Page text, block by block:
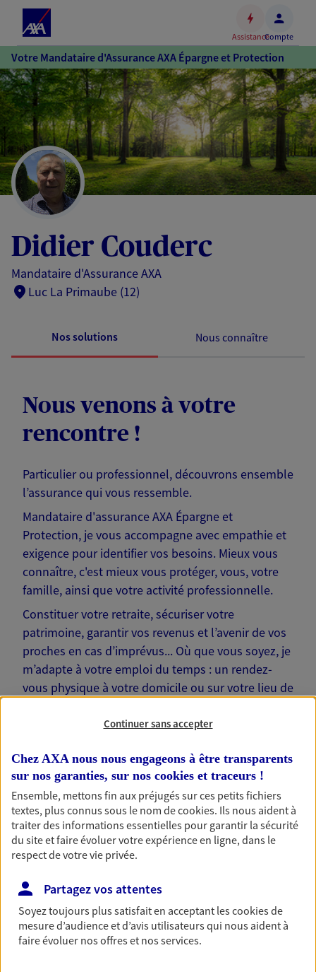
Accéder
au
contenu
principal
Accéder
au
pied
de
page
AssistanceCompte
Votre Mandataire d'Assurance AXA Épargne et Protection
Didier Couderc
Mandataire d'Assurance AXA
Luc La Primaube (12)
Nos solutions Nous connaître
Nous venons à votre
rencontre !
Particulier ou professionnel, découvrons ensemble
l’assurance qui vous ressemble.
Mandataire d'assurance AXA Épargne et
Protection, je vous accompagne avec empathie et
exigence pour identifier vos besoins. Mieux vous
connaître, c'est mieux vous protéger, vous, votre
famille, ainsi que votre activité professionnelle.
Constituer votre retraite, sécuriser votre
patrimoine, garantir vos revenus et l’avenir de vos
proches en cas d’imprévus... Où que vous soyez, je
m’adapte à votre emploi du temps : un rendez-
vous physique à votre domicile ou sur votre lieu de
Nos offres phares
Épargne
Réalisez vos projets grâce à votre épargne : achat
immobilier, études des enfants ou voyage autour
du monde… Épargnez à votre rythme et
simplement, selon votre profil.
Continuer sans accepter
Chez AXA nous nous engageons à être transparents
sur nos garanties, sur nos cookies et traceurs !
Ensemble, mettons fin aux préjugés sur ces petits fichiers
textes, plus connus sous le nom decookies. Ils nous aident à
traiter des informations essentielles pour garantir la sécurité
du site et faire évoluer votre expérience en ligne, dans le
respect de votre vie privée.
Partagez vos attentes
Soyez toujours plus satisfait en acceptant lescookiesde
mesure d’audience et d’avis utilisateurs qui nous aident à
faire évoluer nos offres et nos services.